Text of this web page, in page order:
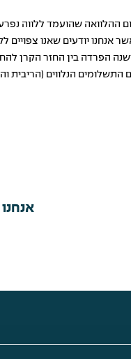
ההלוואה שהועמד ללווה
אנחנו יודעים שאנו
ישנה הפרדה בין החזר הקרן
התשלומים הנלווים